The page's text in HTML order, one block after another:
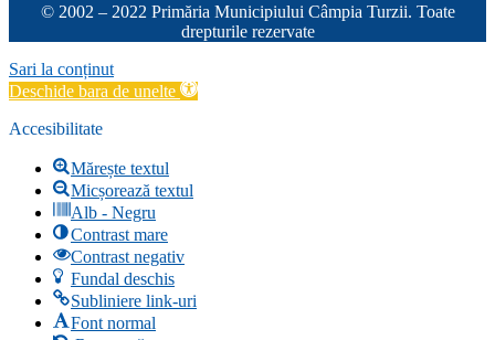
© 2002 – 2022 Primăria Municipiului Câmpia Turzii. Toate
drepturile rezervate
Sari la conținut
Deschide bara de unelte
Accesibilitate
Mărește textul
Micșorează textul
Alb - Negru
Contrast mare
Contrast negativ
Fundal deschis
Subliniere link-uri
Font normal